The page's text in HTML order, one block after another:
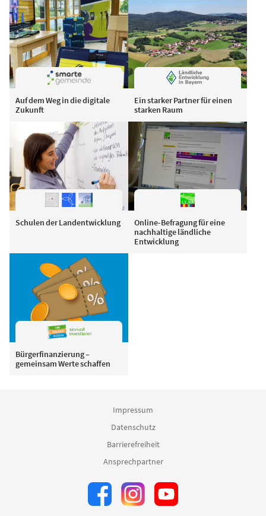
Auf dem Weg in die digitale
Zukunft
Ein starker Partner für einen
starken Raum
Schulen der Landentwicklung
Online-Befragung für eine
nachhaltige ländliche
Entwicklung
Bürgerfinanzierung –
gemeinsam Werte schaffen
Impressum
Datenschutz
Barrierefreiheit
Ansprechpartner